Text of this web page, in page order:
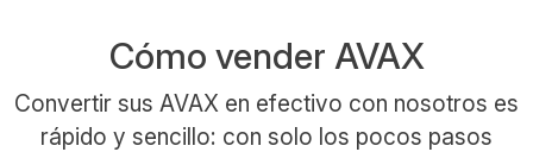
Cómo vender AVAX
Convertir sus AVAX en efectivo con nosotros es
rápido y sencillo: con solo los pocos pasos